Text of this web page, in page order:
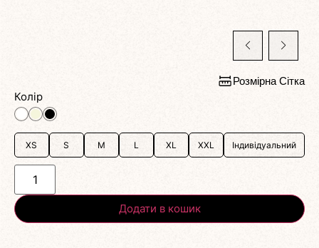
Розмірна Сітка
Колір
XS S M L XL XXL Індивідуальний
Додати в кошик